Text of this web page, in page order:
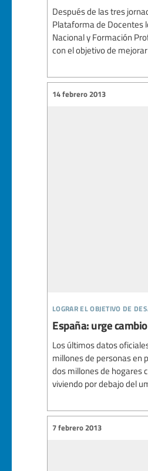
Después de las tres
Plataforma de Docentes
Nacional y Formación
con el objetivo de mejorar
lograr el objetivo de
14 febrero 2013
España: urge
Los últimos datos
millones de personas en
dos millones de hogares
viviendo por debajo del
7 febrero 2013